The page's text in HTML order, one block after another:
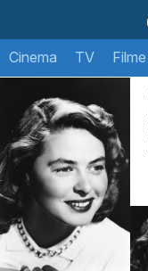
Cinema TV Filme